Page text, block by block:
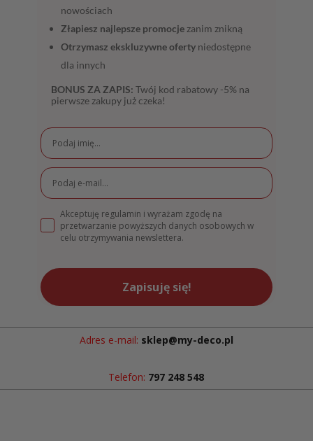
nowościach
Złapiesz najlepsze promocje zanim znikną
Otrzymasz ekskluzywne oferty niedostępne
dla innych
BONUS ZA ZAPIS: Twój kod rabatowy -5% na
pierwsze zakupy już czeka!
Akceptuję regulamin i wyrażam zgodę na
przetwarzanie powyższych danych osobowych w
celu otrzymywania newslettera.
Zapisuję się!
Adres e-mail: sklep@my-deco.pl
Telefon: 797 248 548